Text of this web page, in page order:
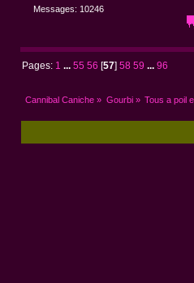
Messages: 10246
Pages: 1 ...55 56 [57]58 59 ...96
Cannibal Caniche » Gourbi» Tous a poil